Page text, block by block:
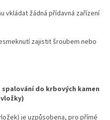
vkládat žádná přídavná zařízení
zajistit šroubem nebo
do krbových kamen
je uzpůsobena, pro přímé